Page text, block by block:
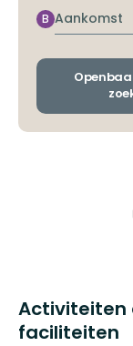
Aankomst
B
Activiteiten
faciliteiten